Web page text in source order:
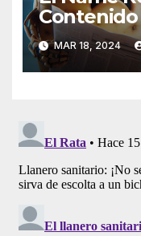
Generado
Artificial
MAR 18, 2024